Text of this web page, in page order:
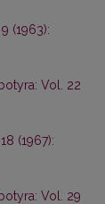
(1963):
Vol. 22
(1967):
Vol. 29